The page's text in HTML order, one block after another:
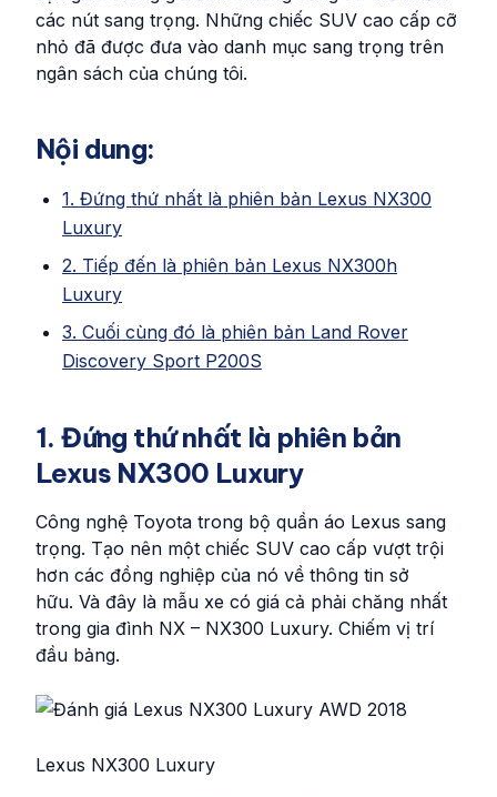
các nút sang trọng. Những chiếc SUV cao cấp cỡ
nhỏ đã được đưa vào danh mục sang trọng trên
ngân sách của chúng tôi.
Nội dung:
1. Đứng thứ nhất là phiên bản Lexus NX300
Luxury
2. Tiếp đến là phiên bản Lexus NX300h
Luxury
3. Cuối cùng đó là phiên bản Land Rover
Discovery Sport P200S
1. Đứng thứ nhất là phiên bản
Lexus NX300 Luxury
Công nghệ Toyota trong bộ quần áo Lexus sang
trọng. Tạo nên một chiếc SUV cao cấp vượt trội
hơn các đồng nghiệp của nó về thông tin sở
hữu. Và đây là mẫu xe có giá cả phải chăng nhất
trong gia đình NX – NX300 Luxury. Chiếm vị trí
đầu bảng.
Lexus NX300 Luxury